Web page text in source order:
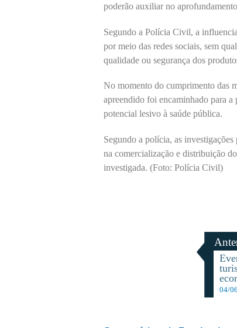
poderão auxiliar no
Segundo a Polícia Civil, a
por meio das redes sociais, sem
qualidade ou segurança dos
No momento do cumprimento das
apreendido foi encaminhado para
potencial lesivo à saúde pública.
Segundo a polícia, as
na comercialização e distribuição
investigada. (Foto: Polícia Civil)
04/